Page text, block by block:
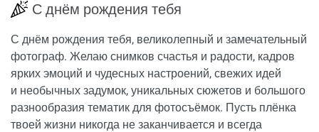
С днём рождения тебя
С днём рождения тебя, великолепный и замечательный
фотограф. Желаю снимков счастья и радости, кадров
ярких эмоций и чудесных настроений, свежих идей
и необычных задумок, уникальных сюжетов и большого
разнообразия тематик для фотосъёмок. Пусть плёнка
твоей жизни никогда не заканчивается и всегда